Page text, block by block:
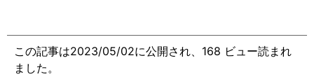
この記事は2023/05/02に公開され、168 ビュー読まれ
ました。